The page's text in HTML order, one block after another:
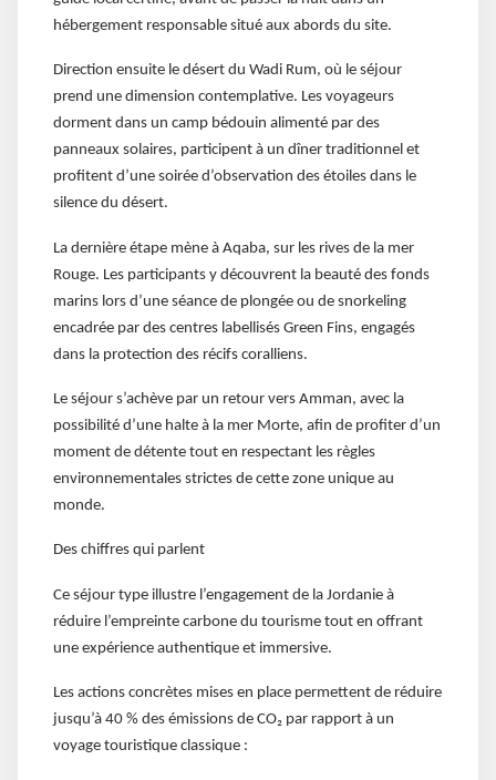
hébergement responsable situé aux abords du site.
Direction ensuite le désert du Wadi Rum, où le séjour
prend une dimension contemplative. Les voyageurs
dorment dans un camp bédouin alimenté par des
panneaux solaires, participent à un dîner traditionnel et
profitent d’une soirée d’observation des étoiles dans le
silence du désert.
La dernière étape mène à Aqaba, sur les rives de la mer
Rouge. Les participants y découvrent la beauté des fonds
marins lors d’une séance de plongée ou de snorkeling
encadrée par des centres labellisés Green Fins, engagés
dans la protection des récifs coralliens.
Le séjour s’achève par un retour vers Amman, avec la
possibilité d’une halte à la mer Morte, afin de profiter d’un
moment de détente tout en respectant les règles
environnementales strictes de cette zone unique au
monde.
Des chiffres qui parlent
Ce séjour type illustre l’engagement de la Jordanie à
réduire l’empreinte carbone du tourisme tout en offrant
une expérience authentique et immersive.
Les actions concrètes mises en place permettent de réduire
jusqu’à 40 % des émissions de CO₂ par rapport à un
voyage touristique classique :